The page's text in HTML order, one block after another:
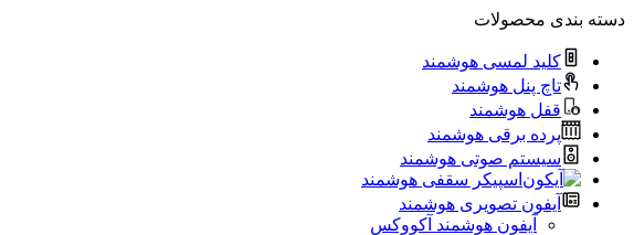
دسته بندی محصولات
کلید لمسی هوشمند
تاچ پنل هوشمند
قفل هوشمند
پرده برقی هوشمند
سیستم صوتی هوشمند
اسپیکر سقفی هوشمند
آیفون تصویری هوشمند
آيفون هوشمند آکووکس